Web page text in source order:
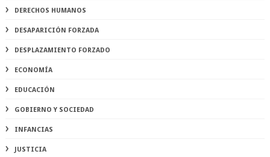
DERECHOS HUMANOS
DESAPARICIÓN FORZADA
DESPLAZAMIENTO FORZADO
ECONOMÍA
EDUCACIÓN
GOBIERNO Y SOCIEDAD
INFANCIAS
JUSTICIA